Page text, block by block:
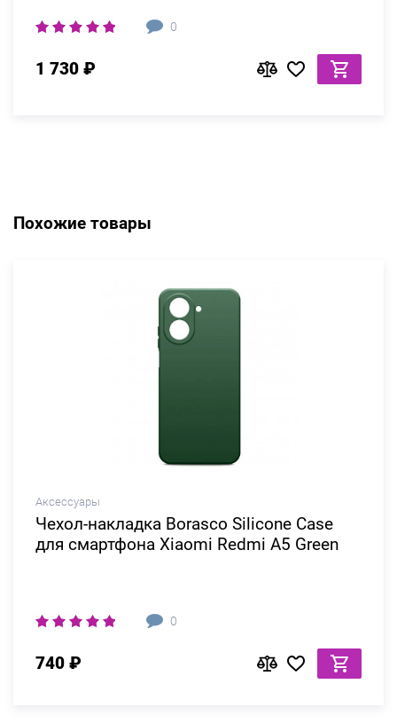
0
1 730 ₽
Похожие товары
Аксессуары
Чехол-накладка Borasco Silicone Case
для смартфона Xiaomi Redmi A5 Green
0
740 ₽